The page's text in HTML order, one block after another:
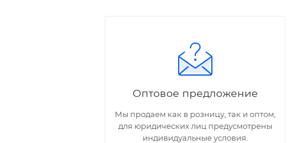
Оптовое предложение
Мы продаем как в розницу, так и оптом,
для юридических лиц предусмотрены
индивидуальные условия.